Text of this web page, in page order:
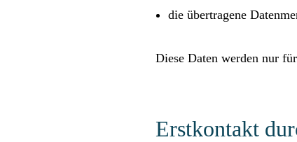
die übertragene
Diese Daten werden nur
Erstkontakt